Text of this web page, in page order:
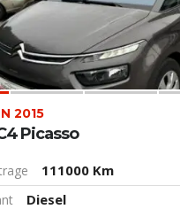
2015
Picasso
111000 Km
Diesel